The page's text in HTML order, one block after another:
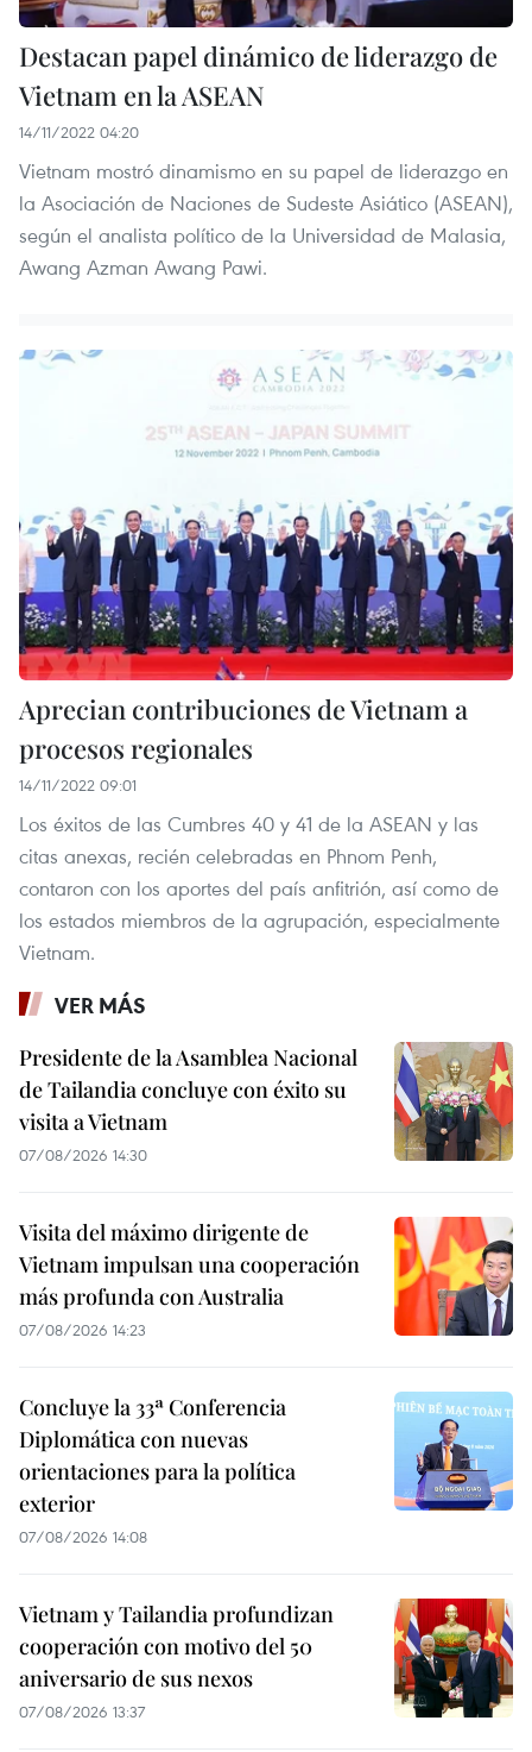
Destacan papel dinámico de liderazgo de
Vietnam en la ASEAN
14/11/2022 04:20
Vietnam mostró dinamismo en su papel de liderazgo en
la Asociación de Naciones de Sudeste Asiático (ASEAN),
según el analista político de la Universidad de Malasia,
Awang Azman Awang Pawi.
Aprecian contribuciones de Vietnam a
procesos regionales
14/11/2022 09:01
Los éxitos de las Cumbres 40 y 41 de la ASEAN y las
citas anexas, recién celebradas en Phnom Penh,
contaron con los aportes del país anfitrión, así como de
los estados miembros de la agrupación, especialmente
Vietnam.
VER MÁS
Presidente de la Asamblea Nacional
de Tailandia concluye con éxito su
visita a Vietnam
07/08/2026 14:30
Visita del máximo dirigente de
Vietnam impulsan una cooperación
más profunda con Australia
07/08/2026 14:23
Concluye la 33ª Conferencia
Diplomática con nuevas
orientaciones para la política
exterior
07/08/2026 14:08
Vietnam y Tailandia profundizan
cooperación con motivo del 50
aniversario de sus nexos
07/08/2026 13:37